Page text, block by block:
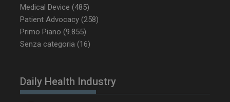
Medical Device (485)
Patient Advocacy (258)
Primo Piano (9.855)
Senza categoria (16)
Daily Health Industry